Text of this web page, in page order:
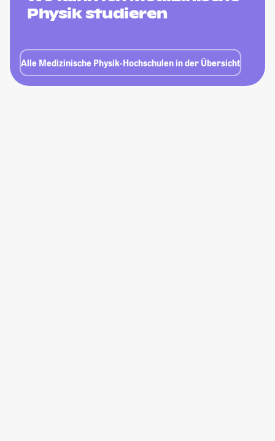
Physik studieren
Alle Medizinische Physik-Hochschulen in der Übersicht